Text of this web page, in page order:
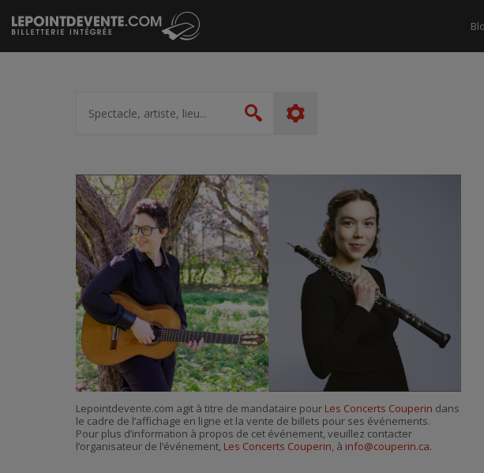
Passer
au
contenu
artiste,
lieu...
Rechercher
Lepointdevente.com agit à titre de mandataire pour Les Concerts Couperin dans
le cadre de l’affichage en ligne et la vente de billets pour ses événements.
Pour plus d’information à propos de cet événement, veuillez contacter
l’organisateur de l’événement, Les Concerts Couperin, à info@couperin.ca.